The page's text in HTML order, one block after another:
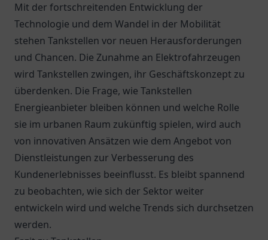
Mit der fortschreitenden Entwicklung der
Technologie und dem Wandel in der Mobilität
stehen Tankstellen vor neuen Herausforderungen
und Chancen. Die Zunahme an Elektrofahrzeugen
wird Tankstellen zwingen, ihr Geschäftskonzept zu
überdenken. Die Frage, wie Tankstellen
Energieanbieter bleiben können und welche Rolle
sie im urbanen Raum zukünftig spielen, wird auch
von innovativen Ansätzen wie dem Angebot von
Dienstleistungen zur Verbesserung des
Kundenerlebnisses beeinflusst. Es bleibt spannend
zu beobachten, wie sich der Sektor weiter
entwickeln wird und welche Trends sich durchsetzen
werden.